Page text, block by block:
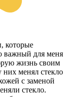
которые
важный для меня
жизнь своим
них менял стекло
с заменой
стекло.